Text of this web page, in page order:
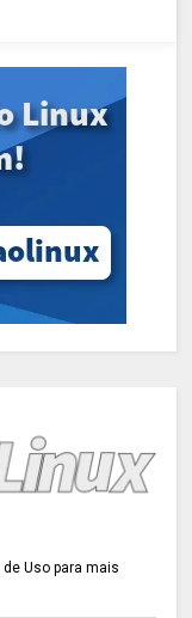
Uso para mais